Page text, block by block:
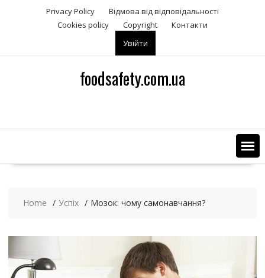
t
Privacy Policy
Відмова від відповідальності
Сookies policy
Copyright
Контакти
Увійти
foodsafety.com.ua
Home Успіх Мозок: чому самонавчання?